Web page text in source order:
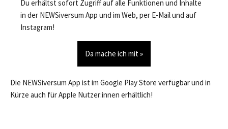
Du erhältst sofort Zugriff auf alle Funktionen und Inhalte
in der NEWSiversum App und im Web, per E-Mail und auf
Instagram!
Da mache ich mit »
Die NEWSiversum App ist im Google Play Store verfügbar und in
Kürze auch für Apple Nutzer:innen erhältlich!